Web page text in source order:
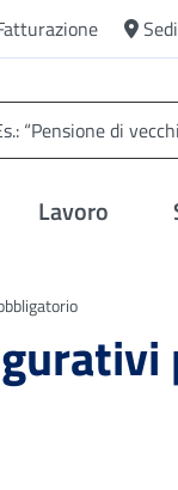
Lavoro